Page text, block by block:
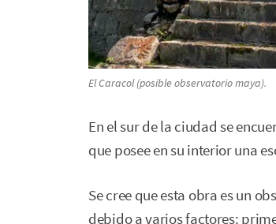
El Caracol (posible observatorio maya).
En el sur de la ciudad se
que posee en su interior una
Se cree que esta obra es un
debido a varios factores: